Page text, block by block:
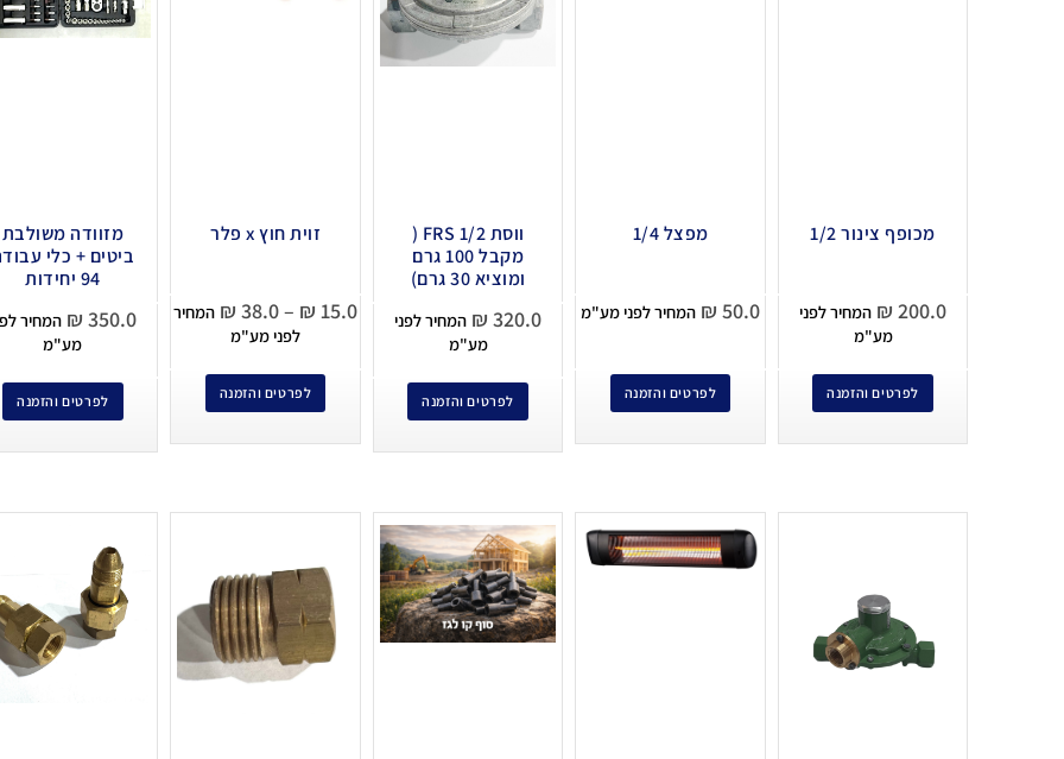
מכופף צינור 1/2
₪ 200.0
המחיר לפני
מע"מ
לפרטים והזמנה
מפצל 1/4
₪ 50.0 המחיר לפני מע"מ
לפרטים והזמנה
ווסת 1/2 FRS (
מקבל 100 גרם
ומוציא 30 גרם)
₪ 320.0
המחיר לפני
מע"מ
לפרטים והזמנה
זוית חוץ x פלר
₪ 15.0
–
₪ 38.0
המחיר
לפני מע"מ
לפרטים והזמנה
מזוודה משולבת
ביטים + כלי
94 יחידות
₪ 350.0
המחיר
מע"מ
לפרטים והזמנה